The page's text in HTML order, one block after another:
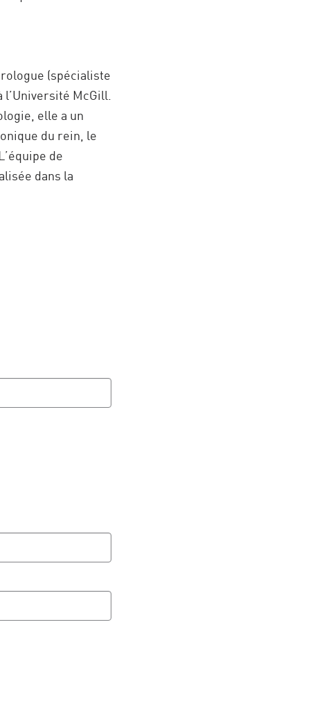
(spécialiste
McGill.
elle a un
du rein, le
de
dans la